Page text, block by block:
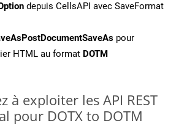
depuis CellsAPI avec SaveFormat
pour
HTML au format DOTM
à exploiter les API REST
pour DOTX to DOTM